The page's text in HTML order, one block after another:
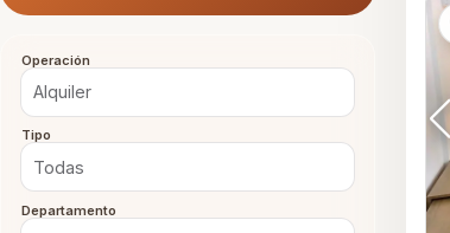
Operación
Tipo
Departamento